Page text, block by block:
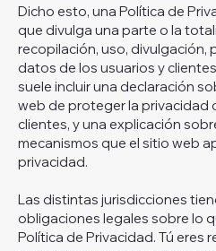
Dicho esto, una Política de
que divulga una parte o la
recopilación, uso, divulgación,
datos de los usuarios y
suele incluir una declaración
web de proteger la privacidad
clientes, y una explicación
mecanismos que el sitio web
privacidad.
Las distintas jurisdicciones
obligaciones legales sobre lo
Política de Privacidad. Tú eres